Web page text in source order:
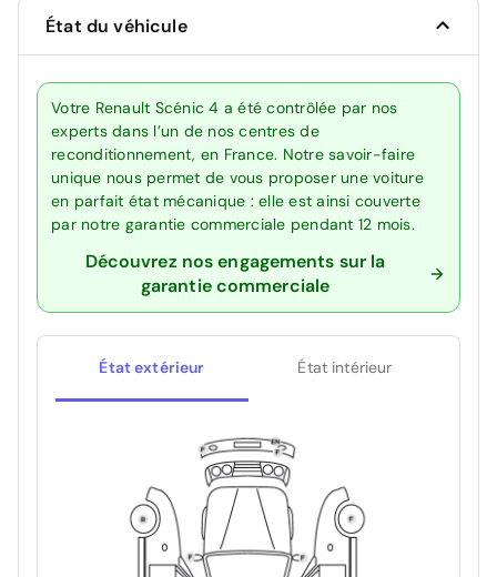
État du véhicule
Votre Renault Scénic 4 a été contrôlée par nos
experts dans l’un de nos centres de
reconditionnement, en France. Notre savoir-faire
unique nous permet de vous proposer une voiture
en parfait état mécanique : elle est ainsi couverte
par notre garantie commerciale pendant 12 mois.
Découvrez nos engagements sur la
garantie commerciale
État extérieur État intérieur